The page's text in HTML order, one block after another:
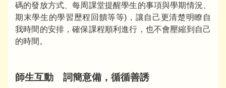
碼的發放方式、每周課堂提醒學生的事項與學期情況、
期末學生的學習歷程回饋等等)，讓自己更清楚明瞭自
我時間的安排，確保課程順利進行，也不會壓縮到自己
的時間。
師生互動 詞簡意備，循循善誘